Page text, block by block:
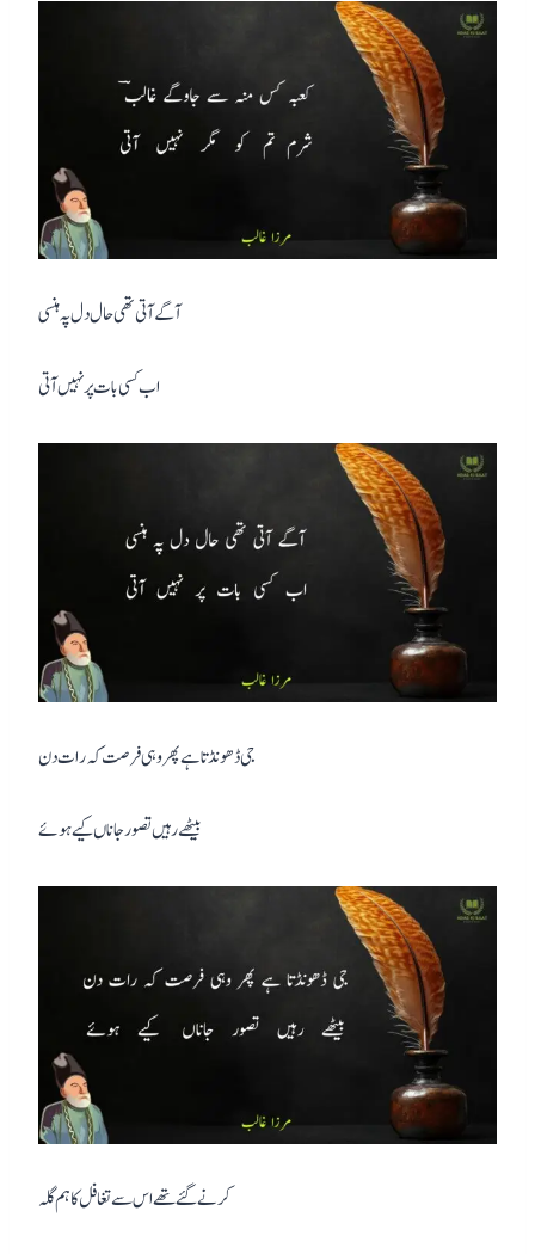
آگے آتی تھی حال دل پہ ہنسی
اب کسی بات پر نہیں آتی
جی ڈھونڈتا ہے پھر وہی فرصت کہ رات دن
بیٹھے رہیں تصور جاناں کیے ہوئے
کرنے گئے تھے اس سے تغافل کا ہم گلہ